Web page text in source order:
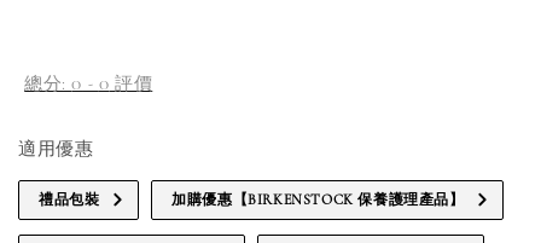
總分:0 - 0 評價
適用優惠
禮品包裝 加購優惠【BIRKENSTOCK 保養護理產品】